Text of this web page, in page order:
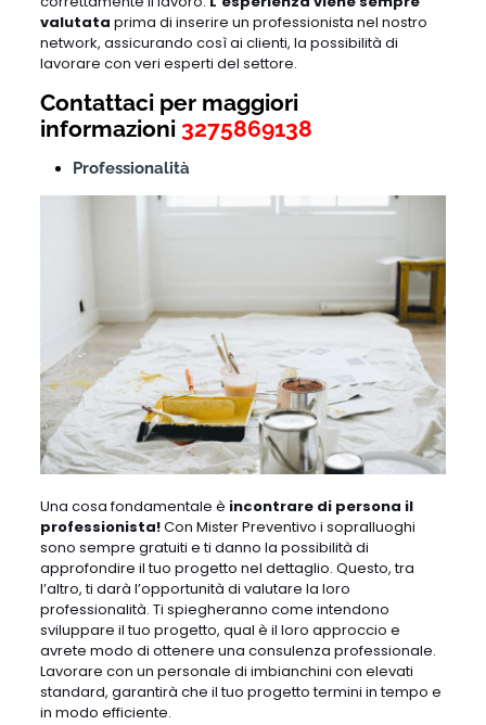
valutata prima di inserire un professionista nel nostro
network, assicurando così ai clienti, la possibilità di
lavorare con veri esperti del settore.
Contattaci per maggiori
informazioni 3275869138
Professionalità
Una cosa fondamentale è incontrare di persona il
professionista!Con Mister Preventivo i sopralluoghi
sono sempre gratuiti e ti danno la possibilità di
approfondire il tuo progetto nel dettaglio. Questo, tra
l’altro, ti darà l’opportunità di valutare la loro
professionalità. Ti spiegheranno come intendono
sviluppare il tuo progetto, qual è il loro approccio e
avrete modo di ottenere una consulenza professionale.
Lavorare con un personale di imbianchini con elevati
standard, garantirà che il tuo progetto termini in tempo e
in modo efficiente.